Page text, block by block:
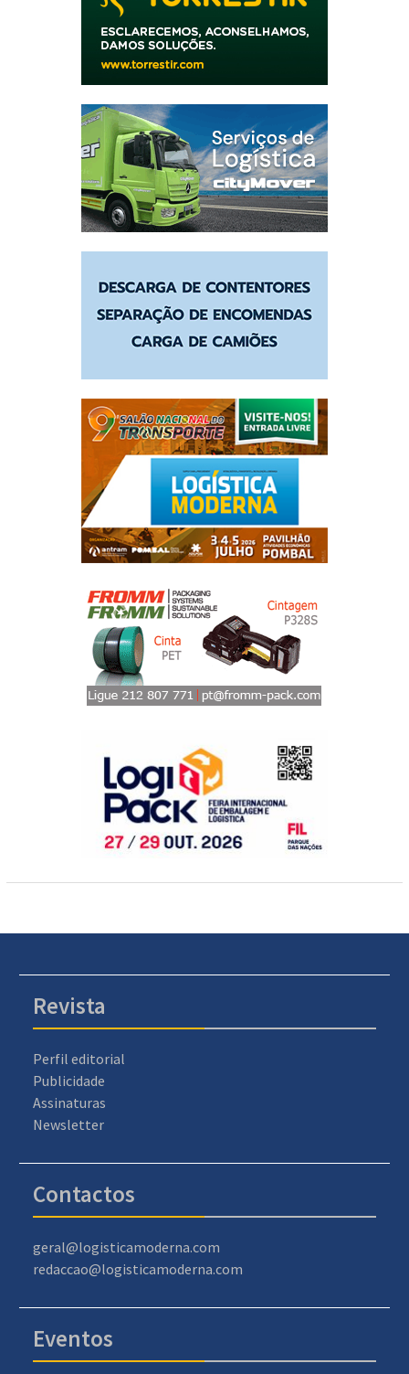
Revista
Perfil editorial
Publicidade
Assinaturas
Newsletter
Contactos
geral@logisticamoderna.com
redaccao@logisticamoderna.com
Eventos